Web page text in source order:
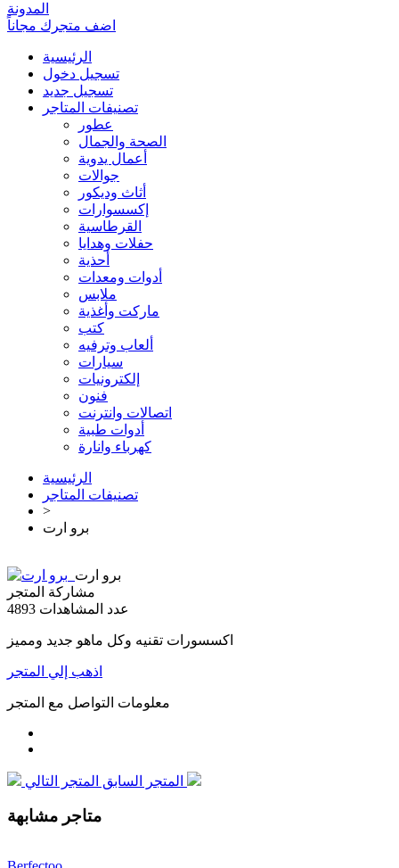
المدونة
اضف متجرك مجاناً
الرئيسية
تسجيل دخول
تسجيل جديد
تصنيفات المتاجر
عطور
الصحة والجمال
أعمال يدوية
جوالات
أثاث وديكور
إكسسوارات
القرطاسية
حفلات وهدايا
أحذية
أدوات ومعدات
ملابس
ماركت وأغذية
كتب
ألعاب وترفيه
سيارات
إلكترونيات
فنون
اتصالات وانترنت
أدوات طبية
كهرباء وانارة
الرئيسية
تصنيفات المتاجر
>
مشاركة المتجر
عدد المشاهدات 4893
اكسسورات تقنيه وكل ماهو جديد ومميز
اذهب إلي المتجر
معلومات التواصل مع المتجر
المتجر السابق
متاجر مشابهة